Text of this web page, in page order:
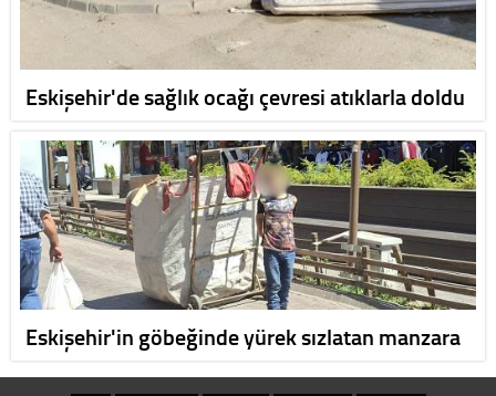
Eskişehir'de sağlık ocağı çevresi atıklarla doldu
Eskişehir'in göbeğinde yürek sızlatan manzara